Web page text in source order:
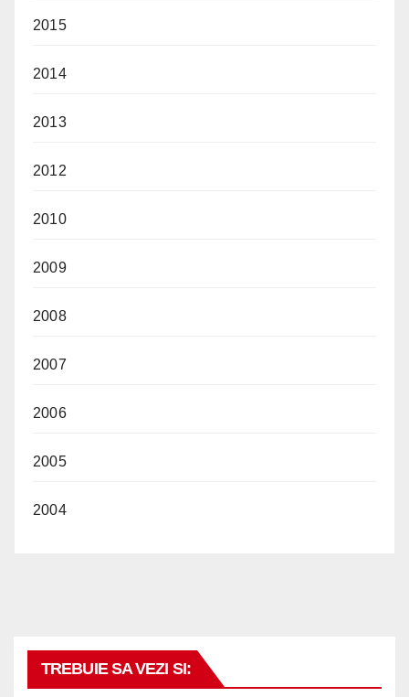
2015
2014
2013
2012
2010
2009
2008
2007
2006
2005
2004
TREBUIE SA VEZI SI: